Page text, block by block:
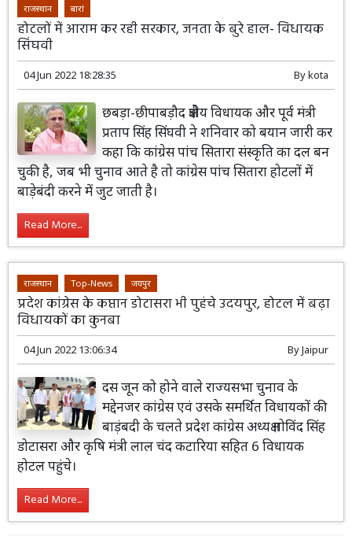
राजस्थान बारां
होटलों में आराम कर रही सरकार, जनता के बुरे हाल- विधायक
सिंघवी
04 Jun 2022 18:28:35 Bykota
छबड़ा-छीपाबड़ौद क्षेत्रीय विधायक और पूर्व मंत्री
प्रताप सिंह सिंघवी ने शनिवार को बयान जारी कर
कहा कि कांग्रेस पांच सितारा संस्कृति का दल बन
चुकी है, जब भी चुनाव आते है तो कांग्रेस पांच सितारा होटलों में
बाड़ेबंदी करने में जुट जाती है।
Read More...
राजस्थान Top-News जयपुर
प्रदेश कांग्रेस के कप्तान डोटासरा भी पुहंचे उदयपुर, होटल में बढ़ा
विधायकों का कुनबा
04 Jun 2022 13:06:34 ByJaipur
दस जून को होने वाले राज्यसभा चुनाव के
मद्देनजर कांग्रेस एवं उसके समर्थित विधायकों की
बाड़ंबदी के चलते प्रदेश कांग्रेस अध्यक्ष गोविंद सिंह
डोटासरा और कृषि मंत्री लाल चंद कटारिया सहित 6 विधायक
होटल पहुंचे।
Read More...